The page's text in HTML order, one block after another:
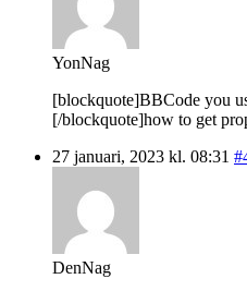
YonNag
[blockquote]BBCode you
[/blockquote]how to get
27 januari, 2023 kl. 08:31
DenNag